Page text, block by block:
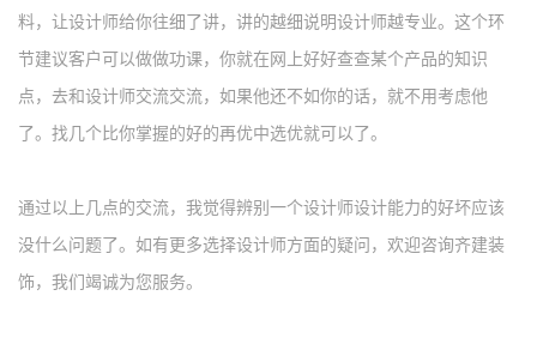
料，让设计师给你往细了讲，讲的越细说明设计师越专业。这个环
节建议客户可以做做功课，你就在网上好好查查某个产品的知识
点，去和设计师交流交流，如果他还不如你的话，就不用考虑他
了。找几个比你掌握的好的再优中选优就可以了。
通过以上几点的交流，我觉得辨别一个设计师设计能力的好坏应该
没什么问题了。 如有更多选择设计师方面的疑问，欢迎咨询齐建装
饰，我们竭诚为您服务。